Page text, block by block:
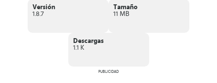
la aplicación para cambiar el ícono. Luego, tendrá a su disposición
un amplio paquete de íconos, así como la galería y otros íconos
personalizados por terceros. Por último, tendrá que editar el nombre
Por otra parte, se agrega de forma automática la marca de agua al
Versión
1.8.7
Tamaño
11 MB
Descargas
1.1 K
PUBLICIDAD